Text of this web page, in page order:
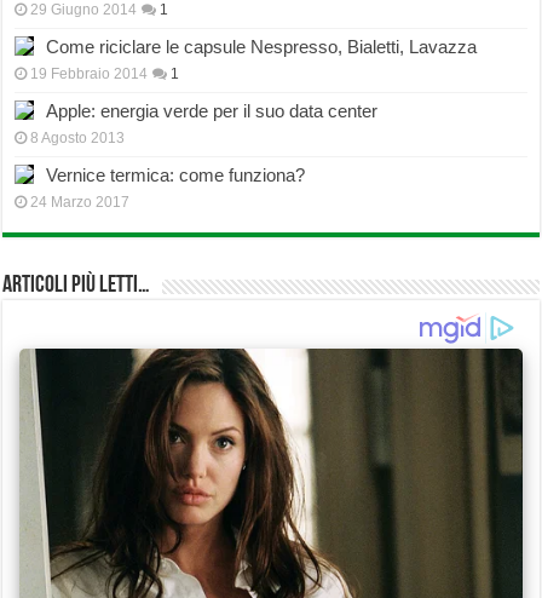
29 Giugno 2014 1
Come riciclare le capsule Nespresso, Bialetti, Lavazza
19 Febbraio 2014 1
Apple: energia verde per il suo data center
8 Agosto 2013
Vernice termica: come funziona?
24 Marzo 2017
Articoli più Letti…